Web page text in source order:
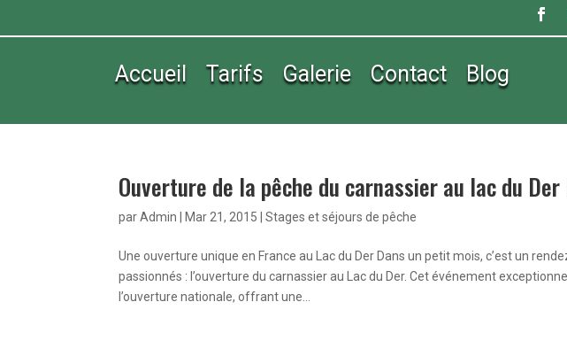
Accueil Tarifs Galerie Contact Blog
Ouverture de la pêche du carnassier au lac du
parAdmin Mar 21, 2015 |Stages et séjours de pêche
Une ouverture unique en France au Lac du Der Dans un petit mois, c’est un
passionnés : l’ouverture du carnassier au Lac du Der. Cet événement
l’ouverture nationale, offrant une...